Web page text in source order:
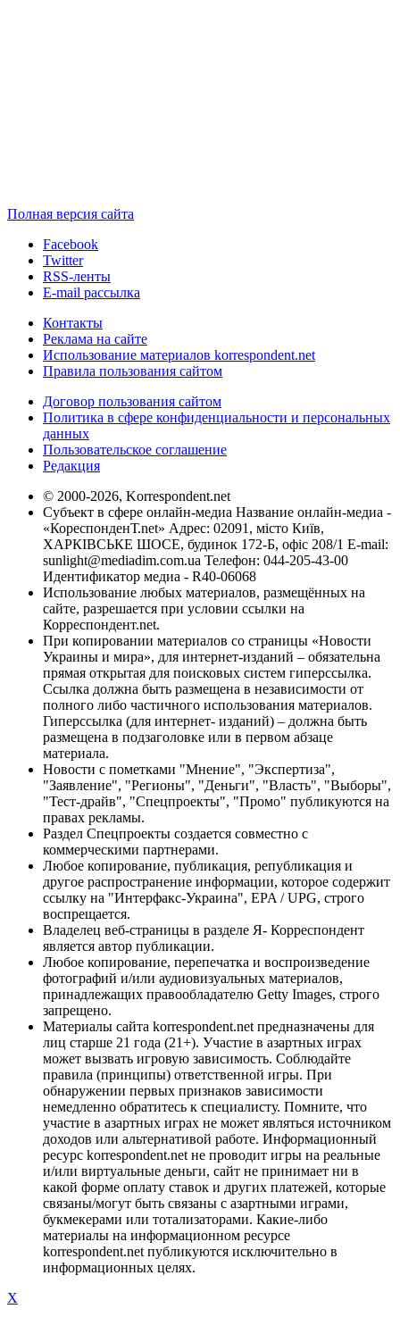
Полная версия сайта
Facebook
Twitter
RSS-ленты
E-mail рассылка
Контакты
Реклама на сайте
Использование материалов korrespondent.net
Правила пользования сайтом
Договор пользования сайтом
Политика в сфере конфиденциальности и персональных
данных
Пользовательское соглашение
Редакция
© 2000-2026, Korrespondent.net
Субъект в сфере онлайн-медиа Название онлайн-медиа -
«КореспонденТ.net» Адрес: 02091, місто Київ,
ХАРКІВСЬКЕ ШОСЕ, будинок 172-Б, офіс 208/1 E-mail:
sunlight@mediadim.com.ua Телефон: 044-205-43-00
Идентификатор медиа - R40-06068
Использование любых материалов, размещённых на
сайте, разрешается при условии ссылки на
Корреспондент.net.
При копировании материалов со страницы «Новости
Украины и мира», для интернет-изданий – обязательна
прямая открытая для поисковых систем гиперссылка.
Ссылка должна быть размещена в независимости от
полного либо частичного использования материалов.
Гиперссылка (для интернет- изданий) – должна быть
размещена в подзаголовке или в первом абзаце
материала.
Новости с пометками "Мнение", "Экспертиза",
"Заявление", "Регионы", "Деньги", "Власть", "Выборы",
"Тест-драйв", "Спецпроекты", "Промо" публикуются на
правах рекламы.
Раздел Спецпроекты создается совместно с
коммерческими партнерами.
Любое копирование, публикация, републикация и
другое распространение информации, которое содержит
ссылку на "Интерфакс-Украина", EPA / UPG, строго
воспрещается.
Владелец веб-страницы в разделе Я- Корреспондент
является автор публикации.
Любое копирование, перепечатка и воспроизведение
фотографий и/или аудиовизуальных материалов,
принадлежащих правообладателю Getty Images, строго
запрещено.
Материалы сайта korrespondent.net предназначены для
лиц старше 21 года (21+). Участие в азартных играх
может вызвать игровую зависимость. Соблюдайте
правила (принципы) ответственной игры. При
обнаружении первых признаков зависимости
немедленно обратитесь к специалисту. Помните, что
участие в азартных играх не может являться источником
доходов или альтернативой работе. Информационный
ресурс korrespondent.net не проводит игры на реальные
и/или виртуальные деньги, сайт не принимает ни в
какой форме оплату ставок и других платежей, которые
связаны/могут быть связаны с азартными играми,
букмекерами или тотализаторами. Какие-либо
материалы на информационном ресурсе
korrespondent.net публикуются исключительно в
информационных целях.
X